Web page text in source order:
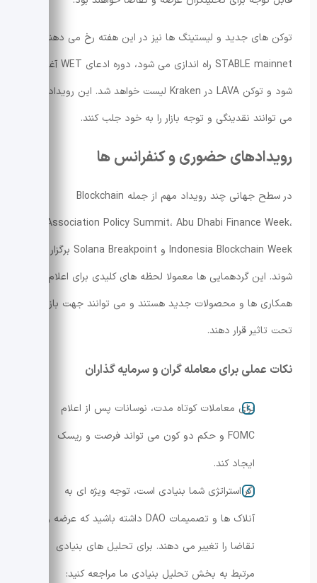
توکن های جدید و لیستینگ ها نیز در این هفته رخ می دهند:
STABLE mainnet راه اندازی می شود، دوره ادعای WET آغاز می
شود و توکن LAVA در Kraken لیست خواهد شد. این رویدادها
می توانند نقدینگی و توجه بازار را به خود جلب کنند.
رویدادهای حضوری و کنفرانس ها
در سطح جهانی چند رویداد مهم از جمله Blockchain
Association Policy Summit، Abu Dhabi Finance Week،
Indonesia Blockchain Week و Solana Breakpoint برگزار می
شوند. این گردهمایی ها معمولا لحظه های کلیدی برای اعلام
همکاری ها و محصولات جدید هستند و می توانند جهت بازار را
تحت تاثیر قرار دهند.
نکات عملی برای معامله گران و سرمایه گذاران
برای معاملات کوتاه مدت، نوسانات پس از اعلام
FOMC و حکم دو کون می تواند فرصت و ریسک
ایجاد کند.
اگر استراتژی شما بنیادی است، توجه ویژه ای به
آنلاک ها و تصمیمات DAO داشته باشید که عرضه و
تقاضا را تغییر می دهند. برای تحلیل های بنیادی
مرتبط به بخش تحلیل بنیادی ما مراجعه کنید: